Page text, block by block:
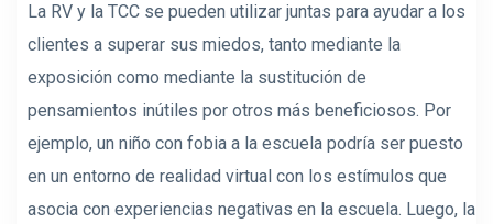
La RV y la TCC se pueden utilizar juntas para ayudar a los
clientes a superar sus miedos, tanto mediante la
exposición como mediante la sustitución de
pensamientos inútiles por otros más beneficiosos. Por
ejemplo, un niño con fobia a la escuela podría ser puesto
en un entorno de realidad virtual con los estímulos que
asocia con experiencias negativas en la escuela. Luego, la